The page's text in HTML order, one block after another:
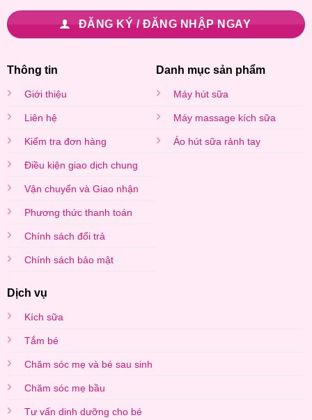
ĐĂNG KÝ / ĐĂNG NHẬP NGAY
Thông tin
Giới thiệu
Liên hệ
Kiểm tra đơn hàng
Điều kiện giao dịch chung
Vận chuyển và Giao nhận
Phương thức thanh toán
Chính sách đổi trả
Chính sách bảo mật
Danh mục sản phẩm
Máy hút sữa
Máy massage kích sữa
Áo hút sữa rảnh tay
Dịch vụ
Kích sữa
Tắm bé
Chăm sóc mẹ và bé sau sinh
Chăm sóc mẹ bầu
Tư vấn dinh dưỡng cho bé